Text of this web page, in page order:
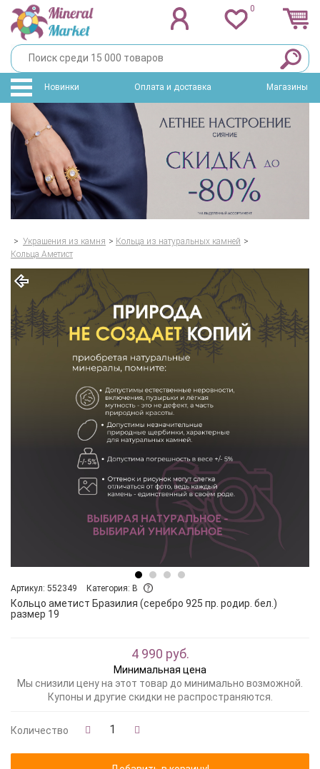
0
Новинки Оплата и доставка Магазины
> Украшения из камня > Кольца из натуральных камней >
Кольца Аметист
Артикул: 552349 Категория: B
Кольцо аметист Бразилия (серебро 925 пр. родир. бел.)
размер 19
4 990 руб.
Минимальная цена
Мы снизили цену на этот товар до минимально возможной.
Купоны и другие скидки не распространяются.
Количество